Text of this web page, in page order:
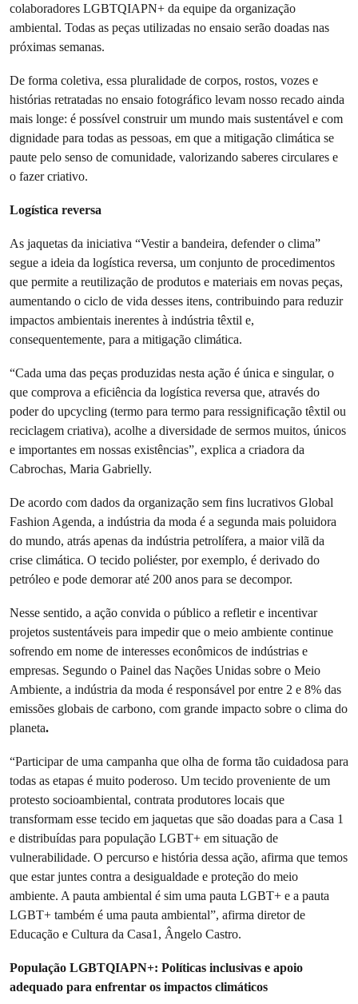
colaboradores LGBTQIAPN+ da equipe da organização
ambiental. Todas as peças utilizadas no ensaio serão doadas nas
próximas semanas.
De forma coletiva, essa pluralidade de corpos, rostos, vozes e
histórias retratadas no ensaio fotográfico levam nosso recado ainda
mais longe: é possível construir um mundo mais sustentável e com
dignidade para todas as pessoas, em que a mitigação climática se
paute pelo senso de comunidade, valorizando saberes circulares e
o fazer criativo.
Logística reversa
As jaquetas da iniciativa “Vestir a bandeira, defender o clima”
segue a ideia da logística reversa, um conjunto de procedimentos
que permite a reutilização de produtos e materiais em novas peças,
aumentando o ciclo de vida desses itens, contribuindo para reduzir
impactos ambientais inerentes à indústria têxtil e,
consequentemente, para a mitigação climática.
“Cada uma das peças produzidas nesta ação é única e singular, o
que comprova a eficiência da logística reversa que, através do
poder do upcycling (termo para termo para ressignificação têxtil ou
reciclagem criativa), acolhe a diversidade de sermos muitos, únicos
e importantes em nossas existências”, explica a criadora da
Cabrochas, Maria Gabrielly.
De acordo com dados da organização sem fins lucrativos Global
Fashion Agenda, a indústria da moda é a segunda mais poluidora
do mundo, atrás apenas da indústria petrolífera, a maior vilã da
crise climática. O tecido poliéster, por exemplo, é derivado do
petróleo e pode demorar até 200 anos para se decompor.
Nesse sentido, a ação convida o público a refletir e incentivar
projetos sustentáveis para impedir que o meio ambiente continue
sofrendo em nome de interesses econômicos de indústrias e
empresas. Segundo o Painel das Nações Unidas sobre o Meio
Ambiente, a indústria da moda é responsável por entre 2 e 8% das
emissões globais de carbono, com grande impacto sobre o clima do
planeta.
“Participar de uma campanha que olha de forma tão cuidadosa para
todas as etapas é muito poderoso. Um tecido proveniente de um
protesto socioambiental, contrata produtores locais que
transformam esse tecido em jaquetas que são doadas para a Casa 1
e distribuídas para população LGBT+ em situação de
vulnerabilidade. O percurso e história dessa ação, afirma que temos
que estar juntes contra a desigualdade e proteção do meio
ambiente. A pauta ambiental é sim uma pauta LGBT+ e a pauta
LGBT+ também é uma pauta ambiental”, afirma diretor de
Educação e Cultura da Casa1, Ângelo Castro.
População LGBTQIAPN+: Políticas inclusivas e apoio
adequado para enfrentar os impactos climáticos